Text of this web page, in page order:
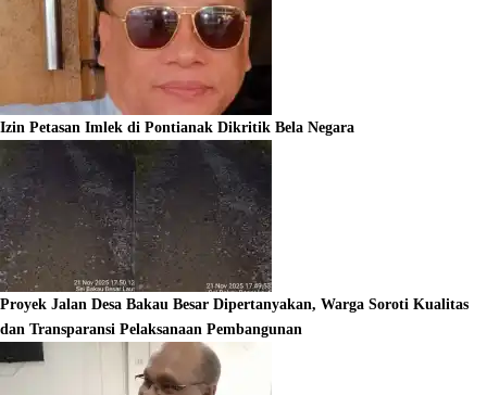
Izin Petasan Imlek di Pontianak Dikritik Bela Negara
Proyek Jalan Desa Bakau Besar Dipertanyakan, Warga Soroti Kualitas
dan Transparansi Pelaksanaan Pembangunan